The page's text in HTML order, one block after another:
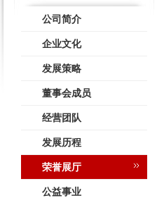
公司简介
企业文化
发展策略
董事会成员
经营团队
发展历程
荣誉展厅
公益事业